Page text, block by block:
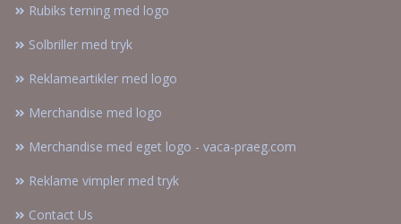
Rubiks terning med logo
Solbriller med tryk
Reklameartikler med logo
Merchandise med logo
Merchandise med eget logo - vaca-praeg.com
Reklame vimpler med tryk
Contact Us